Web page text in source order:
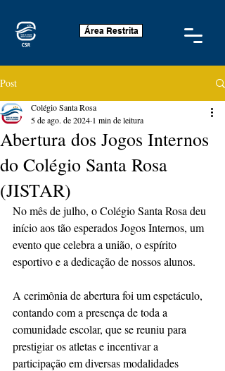
Área Restrita
Post
Abertura dos Jogos Internos
do Colégio Santa Rosa
(JISTAR)
Colégio Santa Rosa
5 de ago. de 2024 1 min de leitura
No mês de julho, o Colégio Santa Rosa deu
início aos tão esperados Jogos Internos, um
evento que celebra a união, o espírito
esportivo e a dedicação de nossos alunos.
A cerimônia de abertura foi um espetáculo,
contando com a presença de toda a
comunidade escolar, que se reuniu para
prestigiar os atletas e incentivar a
participação em diversas modalidades